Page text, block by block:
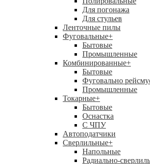
Для погонажа
Для стульев
Ленточные пилы
Фуговальные+
Бытовые
Промышленные
Комбинированные+
Бытовые
Фуговально
Промышленные
Токарные+
Бытовые
Оснастка
С ЧПУ
Автоподатчики
Сверлильные+
Напольные
Радиально-